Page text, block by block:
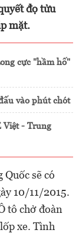
đọ tửu
mặt.
cực "hầm hố"
vào phút chót
Việt - Trung
Quốc sẽ có
10/11/2015.
tô chở đoàn
xe. Tình